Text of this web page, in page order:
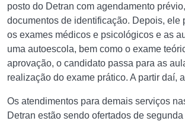
posto do Detran com agendamento
documentos de identificação. Depois, ele
os exames médicos e psicológicos e as
uma autoescola, bem como o exame
aprovação, o candidato passa para as
realização do exame prático. A partir daí,
Os atendimentos para demais serviços
Detran estão sendo ofertados de